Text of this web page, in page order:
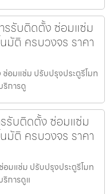
รรับติดตั้ง ซ่อมแซ่ม
มัติ ครบวงจร ราคา
อมแซ่ม ปรับปรุงประตูรีโมท
ริการดู
รับติดตั้ง ซ่อมแซ่ม
มัติ ครบวงจร ราคา
มแซ่ม ปรับปรุงประตูรีโมท
การดูแ